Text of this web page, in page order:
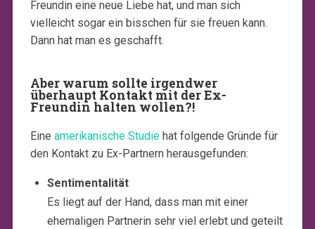
Freundin eine neue Liebe hat, und man sich
vielleicht sogar ein bisschen für sie freuen kann.
Dann hat man es geschafft.
Aber warum sollte irgendwer
überhaupt Kontakt mit der Ex-
Freundin halten wollen?!
Eine amerikanische Studiehat folgende Gründe für
den Kontakt zu Ex-Partnern herausgefunden:
Sentimentalität
Es liegt auf der Hand, dass man mit einer
ehemaligen Partnerin sehr viel erlebt und geteilt